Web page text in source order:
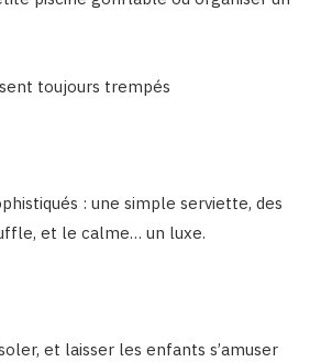
toujours trempés
: une simple serviette, des
et le calme… un luxe.
et laisser les enfants s’amuser